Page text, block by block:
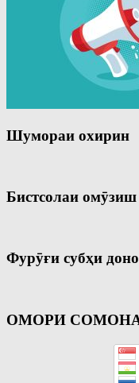
Шумораи охирин
Бистсолаи омӯзиш
Фурӯғи субҳи
ОМОРИ